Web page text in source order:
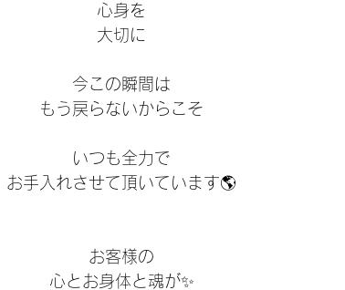
心身を
大切に
今この瞬間は
もう戻らないからこそ
いつも全力で
お手入れさせて頂いています🌎
お客様の
心とお身体と魂が✨